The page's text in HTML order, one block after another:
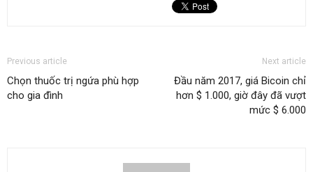
Previous article
Chọn thuốc trị ngứa phù hợp
cho gia đình
Next article
Đầu năm 2017, giá Bicoin chỉ
hơn $ 1.000, giờ đây đã vượt
mức $ 6.000